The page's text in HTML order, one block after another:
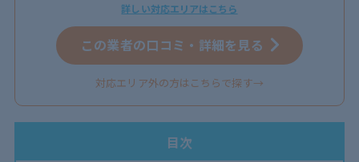
詳しい対応エリアはこちら
この業者の口コミ・詳細を見る
対応エリア外の方はこちらで探す→
目次